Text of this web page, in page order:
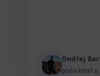
Ondřej
podnikatel